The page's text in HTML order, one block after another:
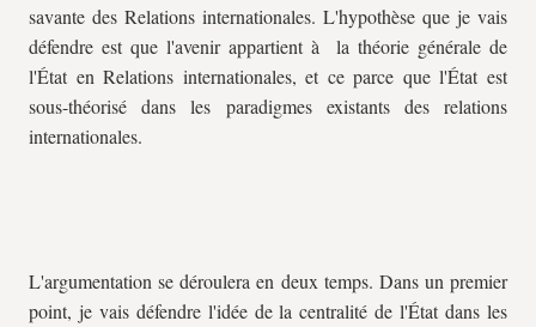
savante des Relations internationales. L'hypothèse que je vais
défendre est que l'avenir appartient à la théorie générale de
l'État en Relations internationales, et ce parce que l'État est
sous-théorisé dans les paradigmes existants des relations
internationales.
L'argumentation se déroulera en deux temps. Dans un premier
point, je vais défendre l'idée de la centralité de l'État dans les